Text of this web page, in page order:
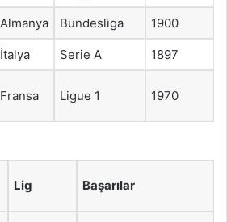
Almanya Bundesliga 1900
İtalya Serie A 1897
Fransa Ligue 1 1970
Lig Başarılar